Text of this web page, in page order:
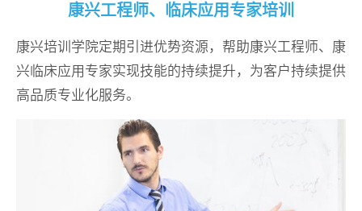
康兴工程师、临床应用专家培训
康兴培训学院定期引进优势资源，帮助康兴工程师、康
兴临床应用专家实现技能的持续提升，为客户持续提供
高品质专业化服务。